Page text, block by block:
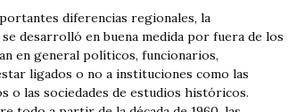
diferencias regionales, la
desarrolló en buena medida por fuera de los
en general políticos, funcionarios,
ligados o no a instituciones como las
o las sociedades de estudios históricos.